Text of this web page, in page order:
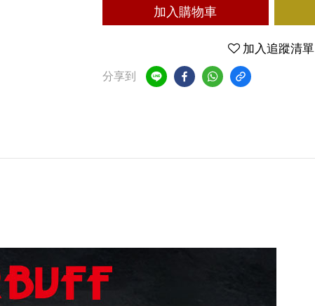
加入購物車
加入追蹤清單
分享到